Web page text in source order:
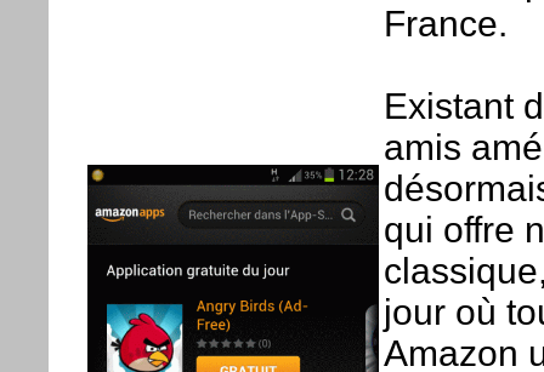
France.
Existant
amis
qui offre
jour où
Amazon